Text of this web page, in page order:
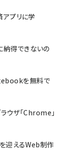
プリに学
納得できないの
を無料で
ウザ「Chrome」
迎えるWeb制作